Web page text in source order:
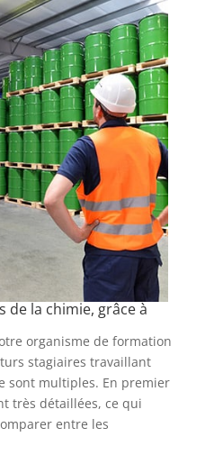
de la chimie, grâce à
organisme de formation
stagiaires travaillant
sont multiples. En premier
très détaillées, ce qui
entre les